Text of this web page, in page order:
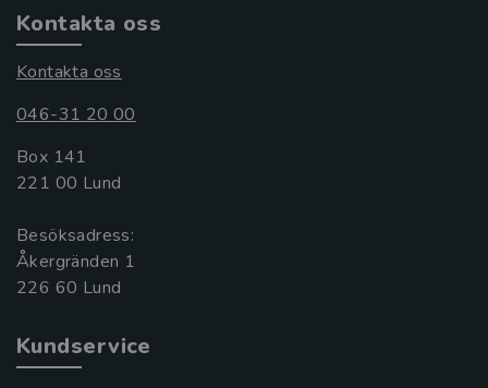
Kontakta oss
Kontakta oss
046-31 20 00
Box 141
221 00 Lund
Besöksadress:
Åkergränden 1
Kundservice